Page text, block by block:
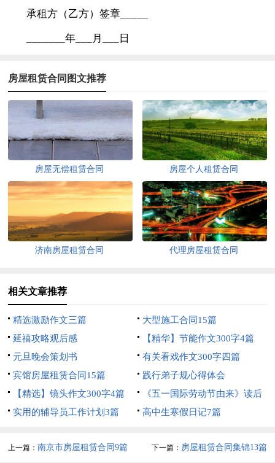
承租方（乙方）签章_____
_______年___月___日
房屋租赁合同图文推荐
房屋无偿租赁合同 房屋个人租赁合同
济南房屋租赁合同 代理房屋租赁合同
相关文章推荐
精选激励作文三篇
大型施工合同15篇
延禧攻略观后感
【精华】节能作文300字4篇
元旦晚会策划书
有关看戏作文300字四篇
宾馆房屋租赁合同15篇
践行弟子规心得体会
【精选】镜头作文300字4篇
《五一国际劳动节由来》读后
感
实用的辅导员工作计划3篇 高中生寒假日记7篇
上一篇：南京市房屋租赁合同9篇 下一篇： 房屋租赁合同集锦13篇